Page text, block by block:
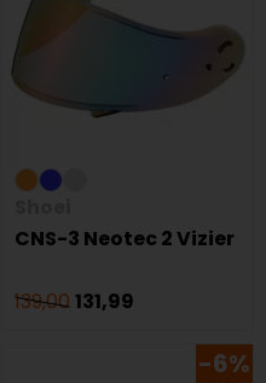
CNS-3 Neotec 2 Vizier
139,00 131,99
-6%